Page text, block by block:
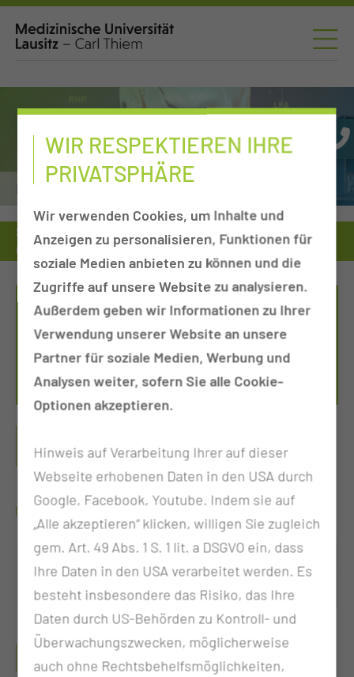
HNO-Krankheiten, Kopf- und Halschirurgie
Sprechstunde
HNO-Krankheiten, Kopf- & Halschirurgie
Chefarztsprechstunde PD Dr. med. Herzog
TERMINVEREINBARUNG
Tel.:
+49 355 46 2257
Per E-Mail kontaktieren
MED. HERZOG
WANN FINDET DIE SPRECHSTUNDE STATT?
Dienstag
Mittwoch
08:30 - 15:00 Uhr
WELCHE UNTERLAGEN MÜSSEN MITGEBRACHT
WERDEN?
WIR RESPEKTIEREN IHRE
PRIVATSPHÄRE
Wir verwenden Cookies, um Inhalte und
Anzeigen zu personalisieren, Funktionen für
soziale Medien anbieten zu können und die
Zugriffe auf unsere Website zu analysieren.
Außerdem geben wir Informationen zu Ihrer
Verwendung unserer Website an unsere
Partner für soziale Medien, Werbung und
Analysen weiter, sofern Sie alle Cookie-
Optionen akzeptieren.
Hinweis auf Verarbeitung Ihrer auf dieser
Webseite erhobenen Daten in den USA durch
Google, Facebook, Youtube. Indem sie auf
„Alle akzeptieren“ klicken, willigen Sie zugleich
gem. Art. 49 Abs. 1 S. 1 lit. a DSGVO ein, dass
Ihre Daten in den USA verarbeitet werden. Es
besteht insbesondere das Risiko, das Ihre
Daten durch US-Behörden zu Kontroll- und
Überwachungszwecken, möglicherweise
auch ohne Rechtsbehelfsmöglichkeiten,